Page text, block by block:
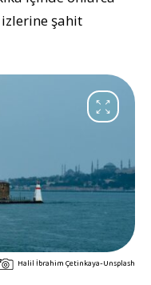
şahit
Halil İbrahim Çetinkaya-Unsplash